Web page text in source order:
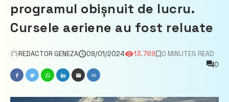
programul obișnuit de lucru.
Cursele aeriene au fost reluate
REDACTOR GENEZA 09/01/2024 13.789
0 MINUTES READ
0